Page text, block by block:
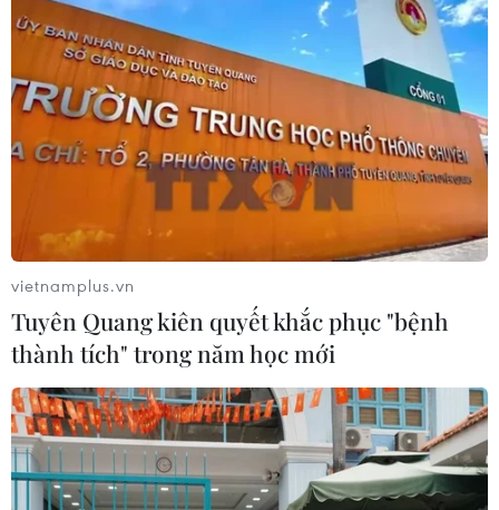
Thành phố Hồ Chí Minh xuất hiện
mưa dông trên diện rộng
09/08/2026 13:14
Hà Nội: Xử lý dứt điểm 3 vụ việc vi
phạm tại hồ Đồng Đò trước 30/9
09/08/2026 12:49
Quảng Trị: Mưa lớn gây ngập cục bộ,
tiềm ẩn nguy cơ lũ quét, sạt lở đất
09/08/2026 09:37
Từ 10-11/8, Bắc Bộ và Trung Bộ có
vietnamplus.vn
Tuyên Quang kiên quyết khắc phục "bệnh
thành tích" trong năm học mới